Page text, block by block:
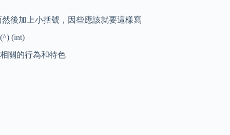
後加上小括號，因些應該就要這樣寫
(int)
關的行為和特色